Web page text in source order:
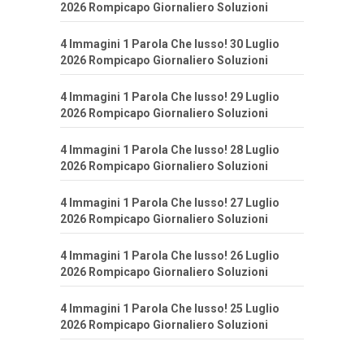
2026 Rompicapo Giornaliero Soluzioni
4 Immagini 1 Parola Che lusso! 30 Luglio
2026 Rompicapo Giornaliero Soluzioni
4 Immagini 1 Parola Che lusso! 29 Luglio
2026 Rompicapo Giornaliero Soluzioni
4 Immagini 1 Parola Che lusso! 28 Luglio
2026 Rompicapo Giornaliero Soluzioni
4 Immagini 1 Parola Che lusso! 27 Luglio
2026 Rompicapo Giornaliero Soluzioni
4 Immagini 1 Parola Che lusso! 26 Luglio
2026 Rompicapo Giornaliero Soluzioni
4 Immagini 1 Parola Che lusso! 25 Luglio
2026 Rompicapo Giornaliero Soluzioni